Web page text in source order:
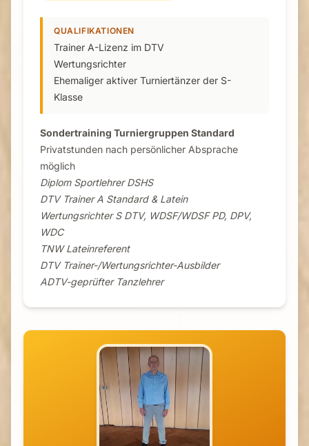
QUALIFIKATIONEN
Trainer A-Lizenz im DTV
Wertungsrichter
Ehemaliger aktiver Turniertänzer der S-
Klasse
Sondertraining Turniergruppen Standard
Privatstunden nach persönlicher Absprache
möglich
Diplom Sportlehrer DSHS
DTV Trainer A Standard & Latein
Wertungsrichter S DTV, WDSF/WDSF PD, DPV,
WDC
TNW Lateinreferent
DTV Trainer-/Wertungsrichter-Ausbilder
ADTV-geprüfter Tanzlehrer